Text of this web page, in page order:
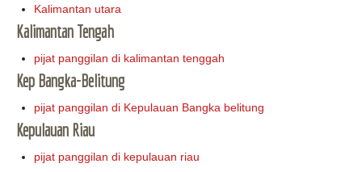
Kalimantan utara
Kalimantan Tengah
pijat panggilan di kalimantan tenggah
Kep Bangka-Belitung
pijat panggilan di Kepulauan Bangka belitung
Kepulauan Riau
pijat panggilan di kepulauan riau